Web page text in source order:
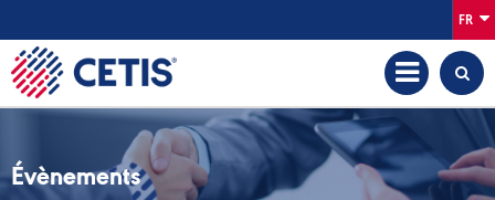
FR
Évènements